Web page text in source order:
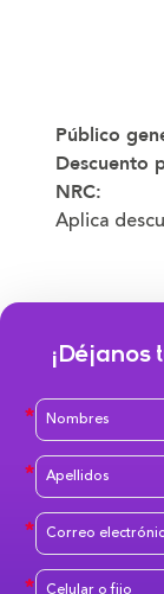
Público
Descuento
NRC:
Aplica
¡Déjanos